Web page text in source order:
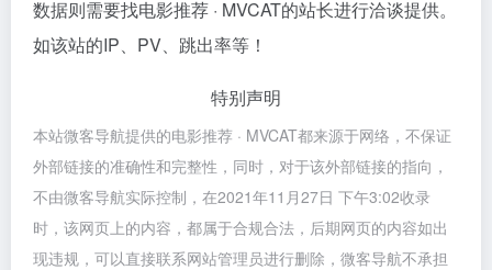
数据则需要找电影推荐 · MVCAT的站长进行洽谈提供。
如该站的IP、PV、跳出率等！
特别声明
本站微客导航提供的电影推荐 · MVCAT都来源于网络，不保证
外部链接的准确性和完整性，同时，对于该外部链接的指向，
不由微客导航实际控制，在2021年11月27日 下午3:02收录
时，该网页上的内容，都属于合规合法，后期网页的内容如出
现违规，可以直接联系网站管理员进行删除，微客导航不承担